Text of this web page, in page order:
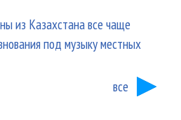
из Казахстана все чаще
под музыку местных
все